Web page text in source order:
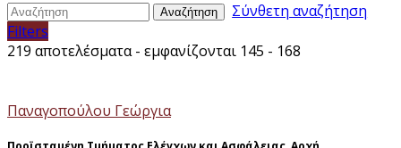
Αναζήτηση
Σύνθετη αναζήτηση
Filters
219 αποτελέσματα - εμφανίζονται 145 - 168
Παναγοπούλου Γεώργια